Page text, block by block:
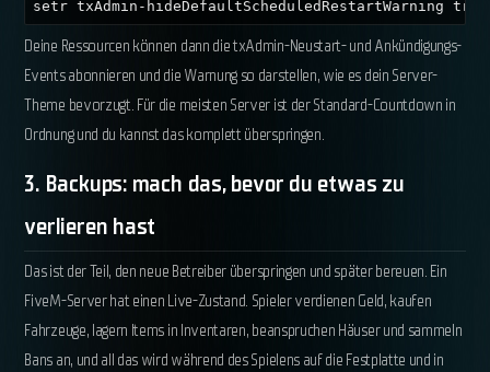
setr txAdmin-hideDefaultScheduledRestartWarning true
Deine Ressourcen können dann die txAdmin-Neustart- und Ankündigungs-
Events abonnieren und die Warnung so darstellen, wie es dein Server-
Theme bevorzugt. Für die meisten Server ist der Standard-Countdown in
Ordnung und du kannst das komplett überspringen.
3. Backups: mach das, bevor du etwas zu
verlieren hast
Das ist der Teil, den neue Betreiber überspringen und später bereuen. Ein
FiveM-Server hat einen Live-Zustand. Spieler verdienen Geld, kaufen
Fahrzeuge, lagern Items in Inventaren, beanspruchen Häuser und sammeln
Bans an, und all das wird während des Spielens auf die Festplatte und in